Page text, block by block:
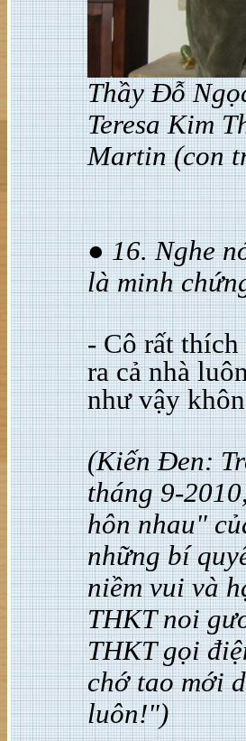
Thầy Đỗ
Teresa Kim
Martin (con
● 16. Nghe
là minh
- Cô rất thích
ra cả nhà
như vậy
(Kiến Đen:
tháng 9-
hôn nhau"
những bí
niềm vui và
THKT noi
THKT gọi
chớ tao mới
luôn!")